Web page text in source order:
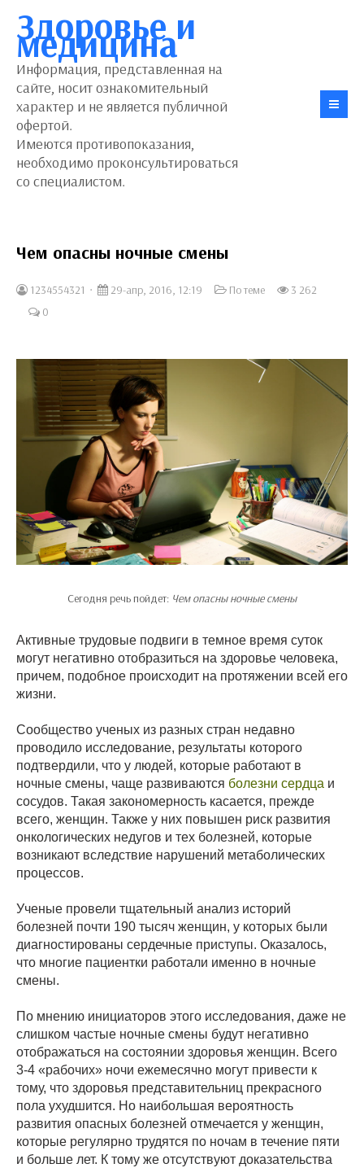
Здоровье и
медицина
Информация, представленная на
сайте, носит ознакомительный
характер и не является публичной
офертой.
Имеются противопоказания,
необходимо проконсультироваться
со специалистом.
Чем опасны ночные смены
1234554321 29-апр, 2016, 12:19 По теме
3 262
0
Сегодня речь пойдет: Чем опасны ночные смены
Активные трудовые подвиги в темное время суток
могут негативно отобразиться на здоровье человека,
причем, подобное происходит на протяжении всей его
жизни.
Сообщество ученых из разных стран недавно
проводило исследование, результаты которого
подтвердили, что у людей, которые работают в
ночные смены, чаще развиваются болезни сердца и
сосудов. Такая закономерность касается, прежде
всего, женщин. Также у них повышен риск развития
онкологических недугов и тех болезней, которые
возникают вследствие нарушений метаболических
процессов.
Ученые провели тщательный анализ историй
болезней почти 190 тысяч женщин, у которых были
диагностированы сердечные приступы. Оказалось,
что многие пациентки работали именно в ночные
смены.
По мнению инициаторов этого исследования, даже не
слишком частые ночные смены будут негативно
отображаться на состоянии здоровья женщин. Всего
3-4 «рабочих» ночи ежемесячно могут привести к
тому, что здоровья представительниц прекрасного
пола ухудшится. Но наибольшая вероятность
развития опасных болезней отмечается у женщин,
которые регулярно трудятся по ночам в течение пяти
и больше лет. К тому же отсутствуют доказательства